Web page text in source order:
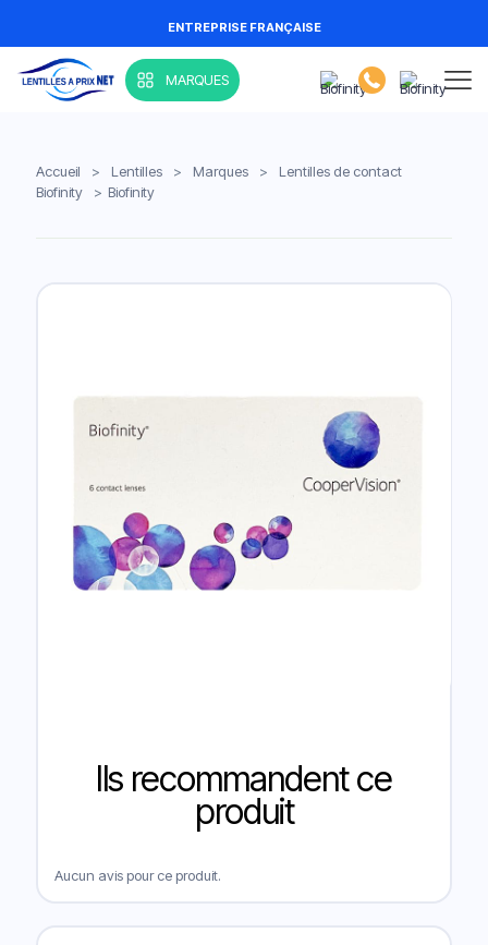
ENTREPRISE FRANÇAISE
MARQUES
Accueil > Lentilles > Marques >
Lentilles de contact
Biofinity
> Biofinity
Ils recommandent ce
produit
Aucun avis pour ce produit.